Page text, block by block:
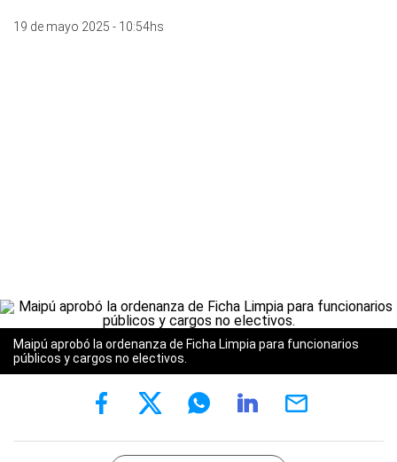
19 de mayo 2025 - 10:54hs
Maipú aprobó la ordenanza de Ficha Limpia para funcionarios
públicos y cargos no electivos.